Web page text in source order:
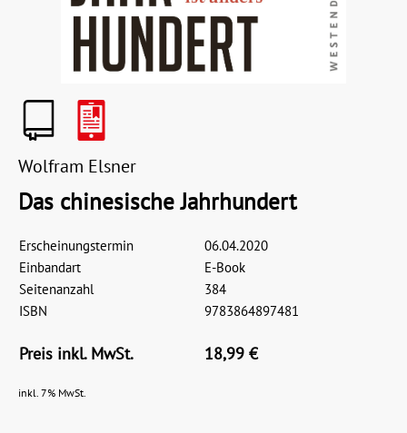
Wolfram Elsner
Das chinesische Jahrhundert
Erscheinungstermin
06.04.2020
Einbandart
E-Book
Seitenanzahl
384
ISBN
9783864897481
Preis inkl. MwSt. 18,99 €
inkl. 7% MwSt.